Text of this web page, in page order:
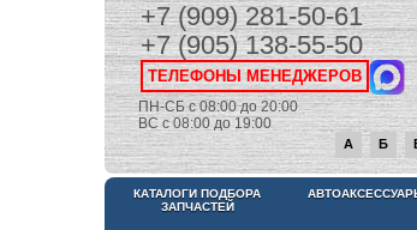
+7 (909) 281-50-61
+7 (905) 138-55-50
ТЕЛЕФОНЫ МЕНЕДЖЕРОВ
ПН-СБ с 08:00 до 20:00
ВС с 08:00 до 19:00
А Б
КАТАЛОГИ ПОДБОРА
ЗАПЧАСТЕЙ